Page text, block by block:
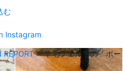
む
Instagram
REPORT>羊毛フェルトの「ボー